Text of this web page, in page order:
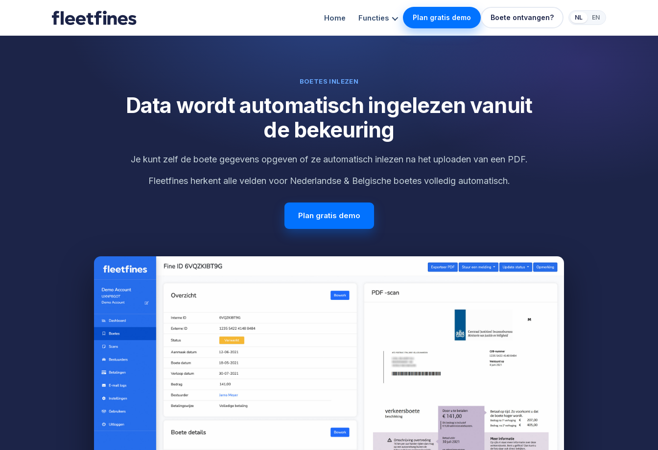
Home Functies Plan gratis demo Boete ontvangen? NL EN
BOETES INLEZEN
Data wordt automatisch ingelezen vanuit
de bekeuring
Je kunt zelf de boete gegevens opgeven of ze automatisch inlezen na het uploaden van een PDF.
Fleetfines herkent alle velden voor Nederlandse & Belgische boetes volledig automatisch.
Plan gratis demo